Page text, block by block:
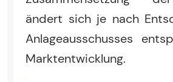
ändert sich je nach
Anlageausschusses
Marktentwicklung.